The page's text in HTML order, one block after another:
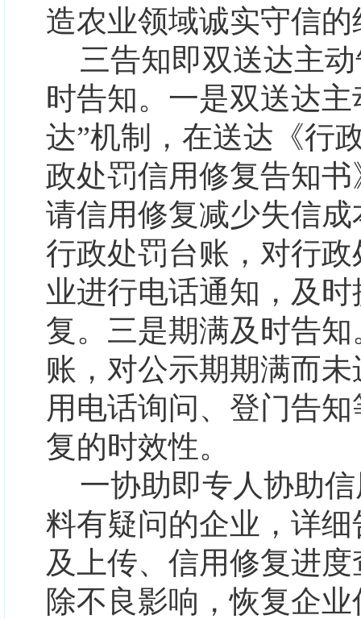
造农业领域诚实守信
三告知即双送达主
时告知。 一是双送达
达”机制，在送达《行
政处罚信用修复告知
请信用修复减少失信成
行政处罚台账，对行
业进行电话通知，及
复。 三是期满及时告知
账，对公示期期满而
用电话询问、登门告
复的时效性。
一协助即专人协助
料有疑问的企业，详
及上传、信用修复进
除不良影响，恢复企